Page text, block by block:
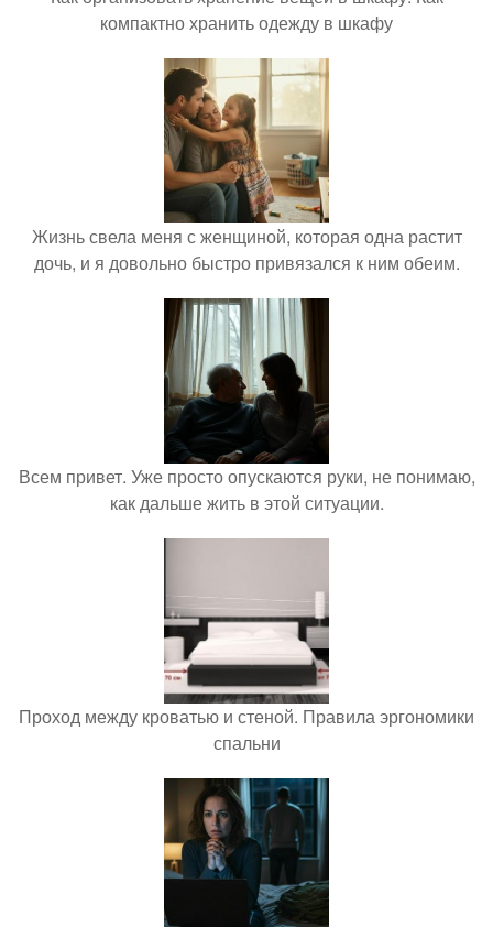
компактно хранить одежду в шкафу
Жизнь свела меня с женщиной, которая одна растит
дочь, и я довольно быстро привязался к ним обеим.
Всем привет. Уже просто опускаются руки, не понимаю,
как дальше жить в этой ситуации.
Проход между кроватью и стеной. Правила эргономики
спальни